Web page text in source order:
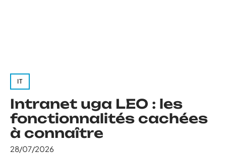
IT
Intranet uga LEO : les
fonctionnalités cachées
à connaître
28/07/2026